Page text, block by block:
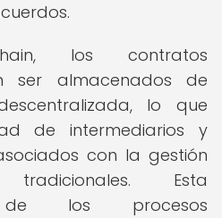
los contratos
ser almacenados de
lo que
de intermediarios y
con la gestión
Esta
de los procesos